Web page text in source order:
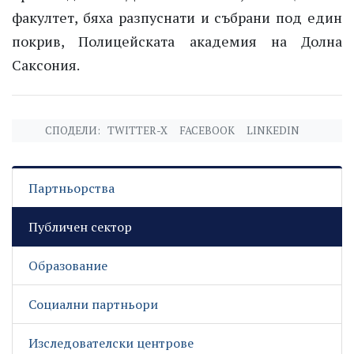
факултет, бяха разпуснати и събрани под един
покрив, Полицейската академия на Долна
Саксония.
СПОДЕЛИ: TWITTER-X FACEBOOK LINKEDIN
Партньорства
Публичен сектор
Образование
Социални партньори
Изследователски центрове